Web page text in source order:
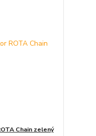
Chain zelený